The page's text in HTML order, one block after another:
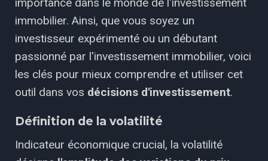
immobilier. Ainsi, que vous soyez un
investisseur expérimenté ou un débutant
passionné par l'investissement immobilier, voici
les clés pour mieux comprendre et utiliser cet
outil dans vos décisions d'investissement.
Définition de la volatilité
Indicateur économique crucial, la volatilité